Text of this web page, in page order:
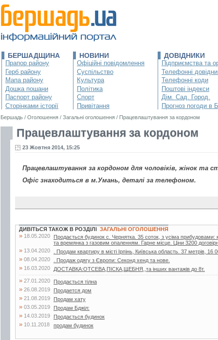
БЕРШАДЩИНА
Прапор району
Герб району
Мапа району
Дошка пошани
Паспорт району
Сторінками історії
НОВИНИ
Офіційні повідомлення
Суспільство
Культура
Політика
Спорт
Привітання
ДОВІДНИКИ
Підприємства та
Телефонні
Телефонні коди
Поштові індекси
Дім. Сад. Город.
Прогноз погоди в
Бершадь / Оголошення / Загальні оголошення / Працевлаштування за кордоном
Працевлаштування за кордоном
23 Жовтня 2014, 15:25
Працевлаштування за кордоном для чоловіків, жінок та
Офіс знаходиться в м.Умань, деталі за телефоном.
ДИВІТЬСЯ ТАКОЖ В РОЗДІЛІ ЗАГАЛЬНІ ОГОЛОШЕННЯ
» 18.05.2020
Продається будинок с. Чернятка. 35 соток, з усіма прибудовами:
та времянка з газовим опаленням. Гарне місце. Ціни 3200
» 13.04.2020 . Продам квартиру в місті Ірпінь, Київська область. 37 метрів, 16
» 08.04.2020 . Продаж одягу з Європи: Секонд хенд та нове.
» 16.03.2020 ДОСТАВКА:ОТСЕВА,ПІСКА,ЩЕБНЯ,,та інших вантажів до 8т.
» 27.01.2020 Продається тілна
» 26.08.2019 Продается дом
» 21.08.2019 Продам хату
» 03.05.2019 Продам Бджiл:
» 14.03.2019 Продається будинок
» 10.11.2018 продам будинок